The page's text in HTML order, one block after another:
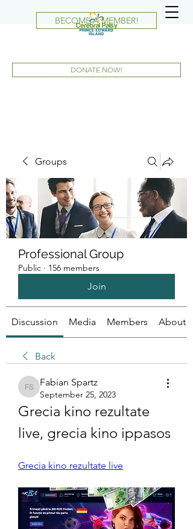
BECOME A MEMBER!
DONATE NOW!
Groups
Professional Group
Public · 156 members
Join
Discussion Media Members About
Back
Fabian Spartz
Fabian Spartz
September 25, 2023
Grecia kino rezultate
live, grecia kino ippasos
Grecia kino rezultate live